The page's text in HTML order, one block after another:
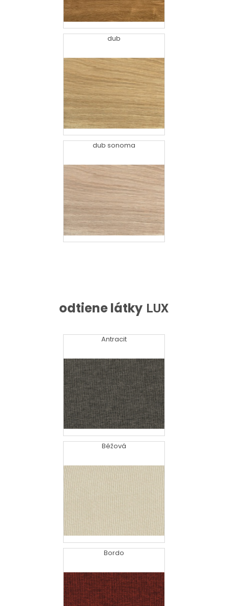
dub
dub sonoma
odtiene látky LUX
Antracit
Béžová
Bordo